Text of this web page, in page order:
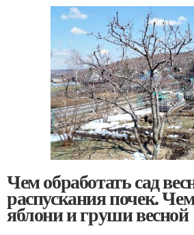
Чем обработать сад
распускания почек.
яблони и груши весной